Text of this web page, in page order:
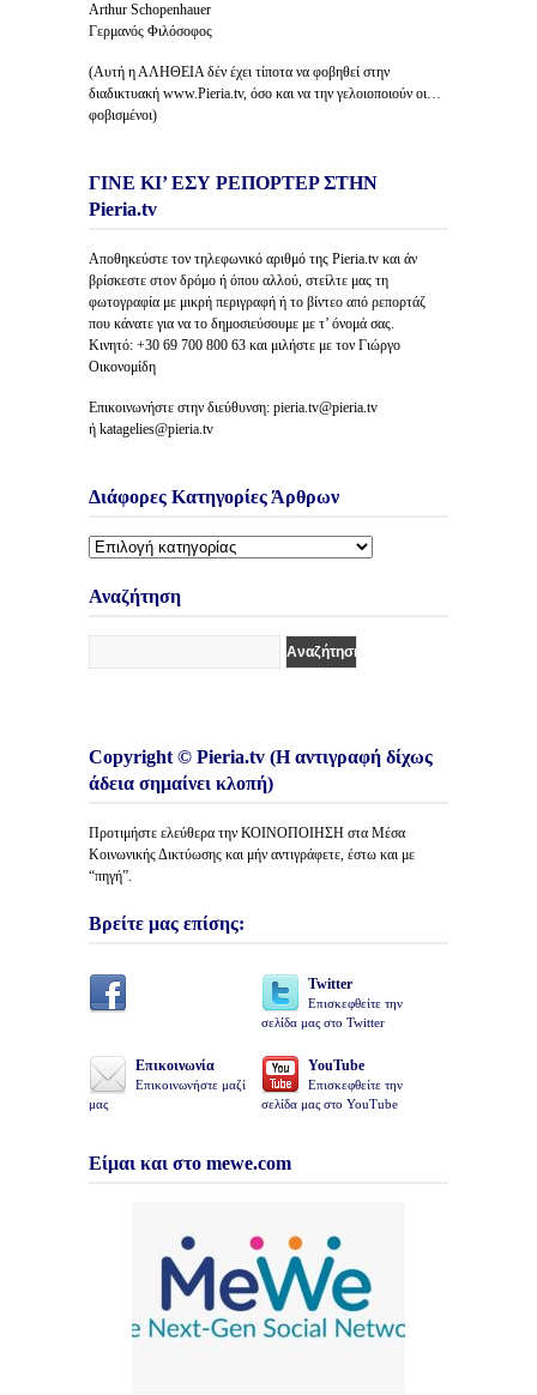
Arthur Schopenhauer
Γερμανός Φιλόσοφος
(Αυτή η ΑΛΗΘΕΙΑ δέν έχει τίποτα να φοβηθεί στην
διαδικτυακή www.Pieria.tv, όσο και να την γελοιοποιούν οι…
φοβισμένοι)
ΓΙΝΕ ΚΙ’ ΕΣΥ ΡΕΠΟΡΤΕΡ ΣΤΗΝ
Pieria.tv
Αποθηκεύστε τον τηλεφωνικό αριθμό της Pieria.tv και άν
βρίσκεστε στον δρόμο ή όπου αλλού, στείλτε μας τη
φωτογραφία με μικρή περιγραφή ή το βίντεο από ρεπορτάζ
που κάνατε για να το δημοσιεύσουμε με τ’ όνομά σας.
Κινητό: +30 69 700 800 63 και μιλήστε με τον Γιώργο
Οικονομίδη
Επικοινωνήστε στην διεύθυνση: pieria.tv@pieria.tv
ή katagelies@pieria.tv
Διάφορες Κατηγορίες Άρθρων
Διάφορες
Άρθρων
Αναζήτηση
Copyright © Pieria.tv (Η αντιγραφή δίχως
άδεια σημαίνει κλοπή)
Προτιμήστε ελεύθερα την ΚΟΙΝΟΠΟΙΗΣΗ στα Μέσα
Κοινωνικής Δικτύωσης και μήν αντιγράφετε, έστω και με
“πηγή”.
Βρείτε μας επίσης:
Twitter
Επισκεφθείτε την
σελίδα μας στο Twitter
Επικοινωνία
Επικοινωνήστε μαζί
μας
YouTube
Επισκεφθείτε την
σελίδα μας στο YouTube
Είμαι και στο mewe.com